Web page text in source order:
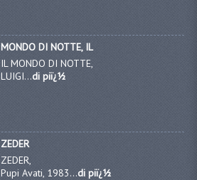
MONDO DI NOTTE, IL
IL MONDO DI NOTTE,
LUIGI...di piï¿½
ZEDER
ZEDER,
Pupi Avati, 1983...di piï¿½